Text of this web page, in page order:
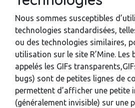
Nous sommes susceptibles
technologies standardisées,
ou des technologies similaires,
utilisation sur le site R’Mine. Les
appelés les GIFs
bugs) sont de petites lignes de
permettent d’afficher une petite
(généralement invisible) sur une